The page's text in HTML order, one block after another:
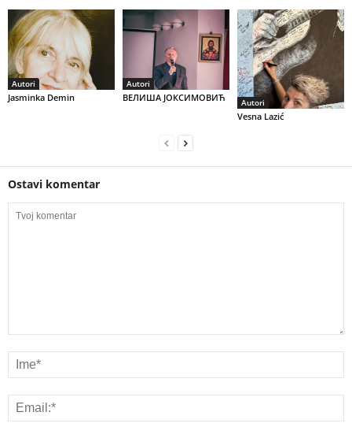
Autori
Jasminka Demin
Autori
ВЕЛИША ЈОКСИМОВИЋ Autori
Vesna Lazić
Ostavi komentar